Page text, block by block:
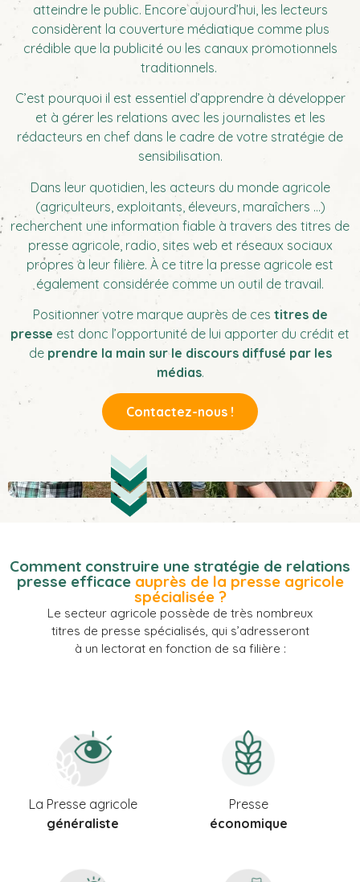
atteindre le public. Encore aujourd’hui, les lecteurs
considèrent la couverture médiatique comme plus
crédible que la publicité ou les canaux promotionnels
traditionnels.
C’est pourquoi il est essentiel d’apprendre à développer
et à gérer les relations avec les journalistes et les
rédacteurs en chef dans le cadre de votre stratégie de
sensibilisation.
Dans leur quotidien, les acteurs du monde agricole
(agriculteurs, exploitants, éleveurs, maraîchers …)
recherchent une information fiable à travers des titres de
presse agricole, radio, sites web et réseaux sociaux
propres à leur filière. À ce titre la presse agricole est
également considérée comme un outil de travail.
Positionner votre marque auprès de ces titres de
presse est donc l’opportunité de lui apporter du crédit et
de prendre la main sur le discours diffusé par les
médias.
Contactez-nous !
Comment construire une stratégie de relations
presse efficace auprès de la presse agricole
spécialisée ?
Le secteur agricole possède de très nombreux
titres de presse spécialisés, qui s’adresseront
à un lectorat en fonction de sa filière :
La Presse agricole
généraliste
Presse
économique